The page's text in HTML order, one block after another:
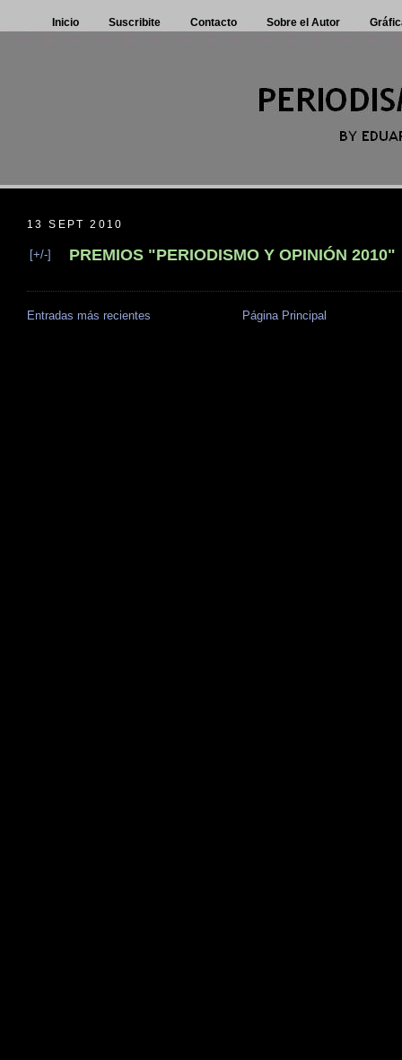
Inicio Suscribite Contacto Sobre el Autor
13 SEPT 2010
[+/-] PREMIOS "PERIODISMO Y OPINIÓN 2010"
Entradas más recientes Página Principal